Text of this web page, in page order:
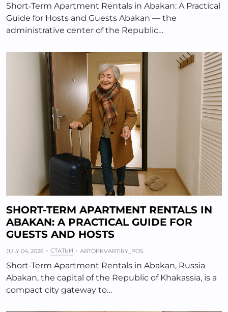
Short‑Term Apartment Rentals in Abakan: A Practical
Guide for Hosts and Guests Abakan — the
administrative center of the Republic…
SHORT-TERM APARTMENT RENTALS IN
ABAKAN: A PRACTICAL GUIDE FOR
GUESTS AND HOSTS
JULY 04, 2026 СТАТЬИ АВТОРKVARTIRY_POS
Short-Term Apartment Rentals in Abakan, Russia
Abakan, the capital of the Republic of Khakassia, is a
compact city gateway to…